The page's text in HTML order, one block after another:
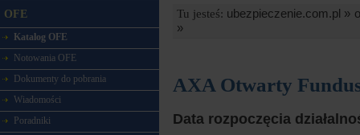
OFE
Katalog OFE
Notowania OFE
Dokumenty do pobrania
Wiadomości
Poradniki
Tu jesteś: ubezpieczenie.com.pl »
»
AXA Otwarty
Data rozpoczęcia